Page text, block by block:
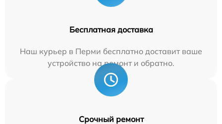
Бесплатная доставка
Наш курьер в Перми бесплатно доставит ваше
устройство на ремонт и обратно.
Срочный ремонт